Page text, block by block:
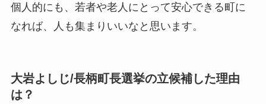
個人的にも、若者や老人にとって安心できる町に
なれば、人も集まりいいなと思います。
大岩よしじ/長柄町長選挙の立候補した理由
は？